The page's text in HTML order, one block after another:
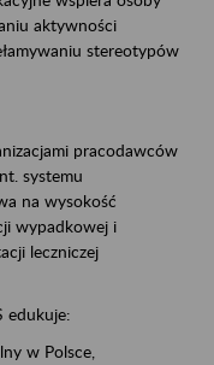
aktywności
stereotypów
pracodawców
systemu
na wysokość
wypadkowej i
leczniczej
edukuje:
w Polsce,